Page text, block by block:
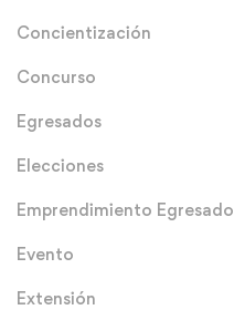
Concientización
Concurso
Egresados
Elecciones
Emprendimiento Egresado
Evento
Extensión